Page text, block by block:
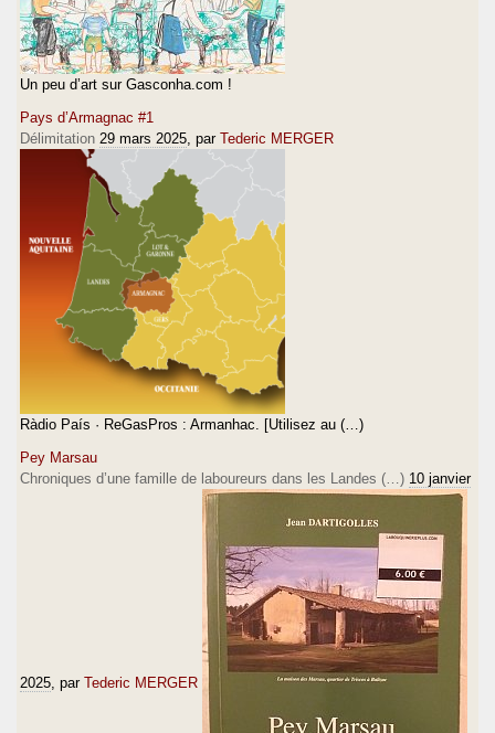
Un peu d’art sur Gasconha.com !
Pays d’Armagnac #1
Délimitation 29 mars 2025 , par Tederic MERGER
Ràdio País · ReGasPros : Armanhac. [Utilisez au (…)
Pey Marsau
Chroniques d’une famille de laboureurs dans les Landes (…) 10 janvier
2025 , par Tederic MERGER